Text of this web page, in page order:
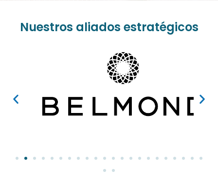
Nuestros aliados estratégicos